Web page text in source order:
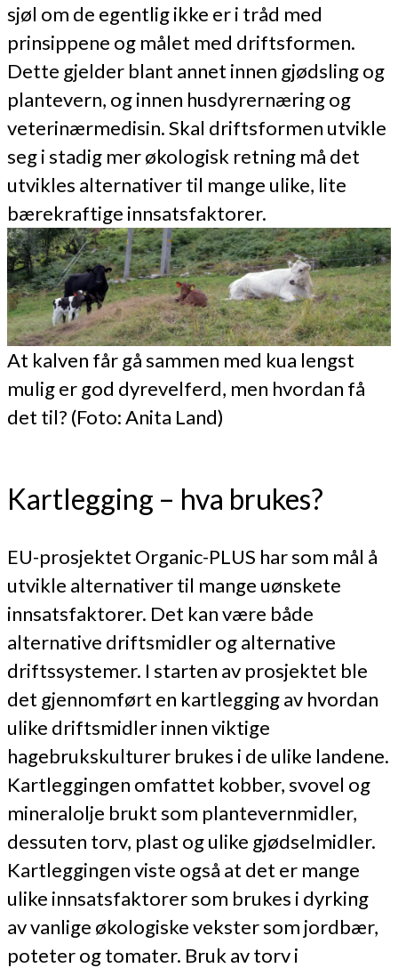
sjøl om de egentlig ikke er i tråd med
prinsippene og målet med driftsformen.
Dette gjelder blant annet innen gjødsling og
plantevern, og innen husdyrernæring og
veterinærmedisin. Skal driftsformen utvikle
seg i stadig mer økologisk retning må det
utvikles alternativer til mange ulike, lite
bærekraftige innsatsfaktorer.
At kalven får gå sammen med kua lengst
mulig er god dyrevelferd, men hvordan få
det til? (Foto: Anita Land)
Kartlegging – hva brukes?
EU-prosjektet Organic-PLUS har som mål å
utvikle alternativer til mange uønskete
innsatsfaktorer. Det kan være både
alternative driftsmidler og alternative
driftssystemer. I starten av prosjektet ble
det gjennomført en kartlegging av hvordan
ulike driftsmidler innen viktige
hagebrukskulturer brukes i de ulike landene.
Kartleggingen omfattet kobber, svovel og
mineralolje brukt som plantevernmidler,
dessuten torv, plast og ulike gjødselmidler.
Kartleggingen viste også at det er mange
ulike innsatsfaktorer som brukes i dyrking
av vanlige økologiske vekster som jordbær,
poteter og tomater. Bruk av torv i